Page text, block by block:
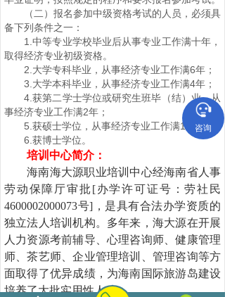
（二）报名参加中级资格考试的人员，必须具
备下列条件之一：
1.中等专业学校毕业后从事专业工作满十年，
取得经济专业初级资格。
2.大学专科毕业，从事经济专业工作满6年；
3.大学本科毕业，从事经济专业工作满4年；
4.获第二学士学位或研究生班毕（结）业，从
事经济专业工作满2年；
5.获硕士学位，从事经济专业工作满1年；
6.获博士学位。
培训中心简介：
海南海大源职业培训中心经海南省人事
劳动保障厅审批[办学许可证号：劳社民
4600002000073号]，是具有合法办学资质的
独立法人培训机构。多年来，海大源在开展
人力资源考前辅导、心理咨询师、健康管理
师、茶艺师、企业管理培训、管理咨询等方
面取得了优异成绩，为海南国际旅游岛建设
培养了大批实用性人才。
咨询